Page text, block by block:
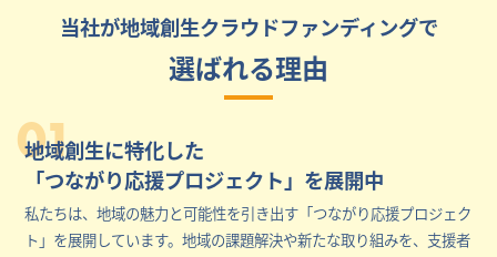
当社が地域創生クラウドファンディングで
選ばれる理由
01
地域創生に特化した
「つながり応援プロジェクト」を展開中
私たちは、地域の魅力と可能性を引き出す「つながり応援プロジェク
ト」を展開しています。地域の課題解決や新たな取り組みを、支援者